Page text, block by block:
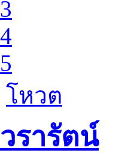
3
4
5
โหวต
วรารัตน์